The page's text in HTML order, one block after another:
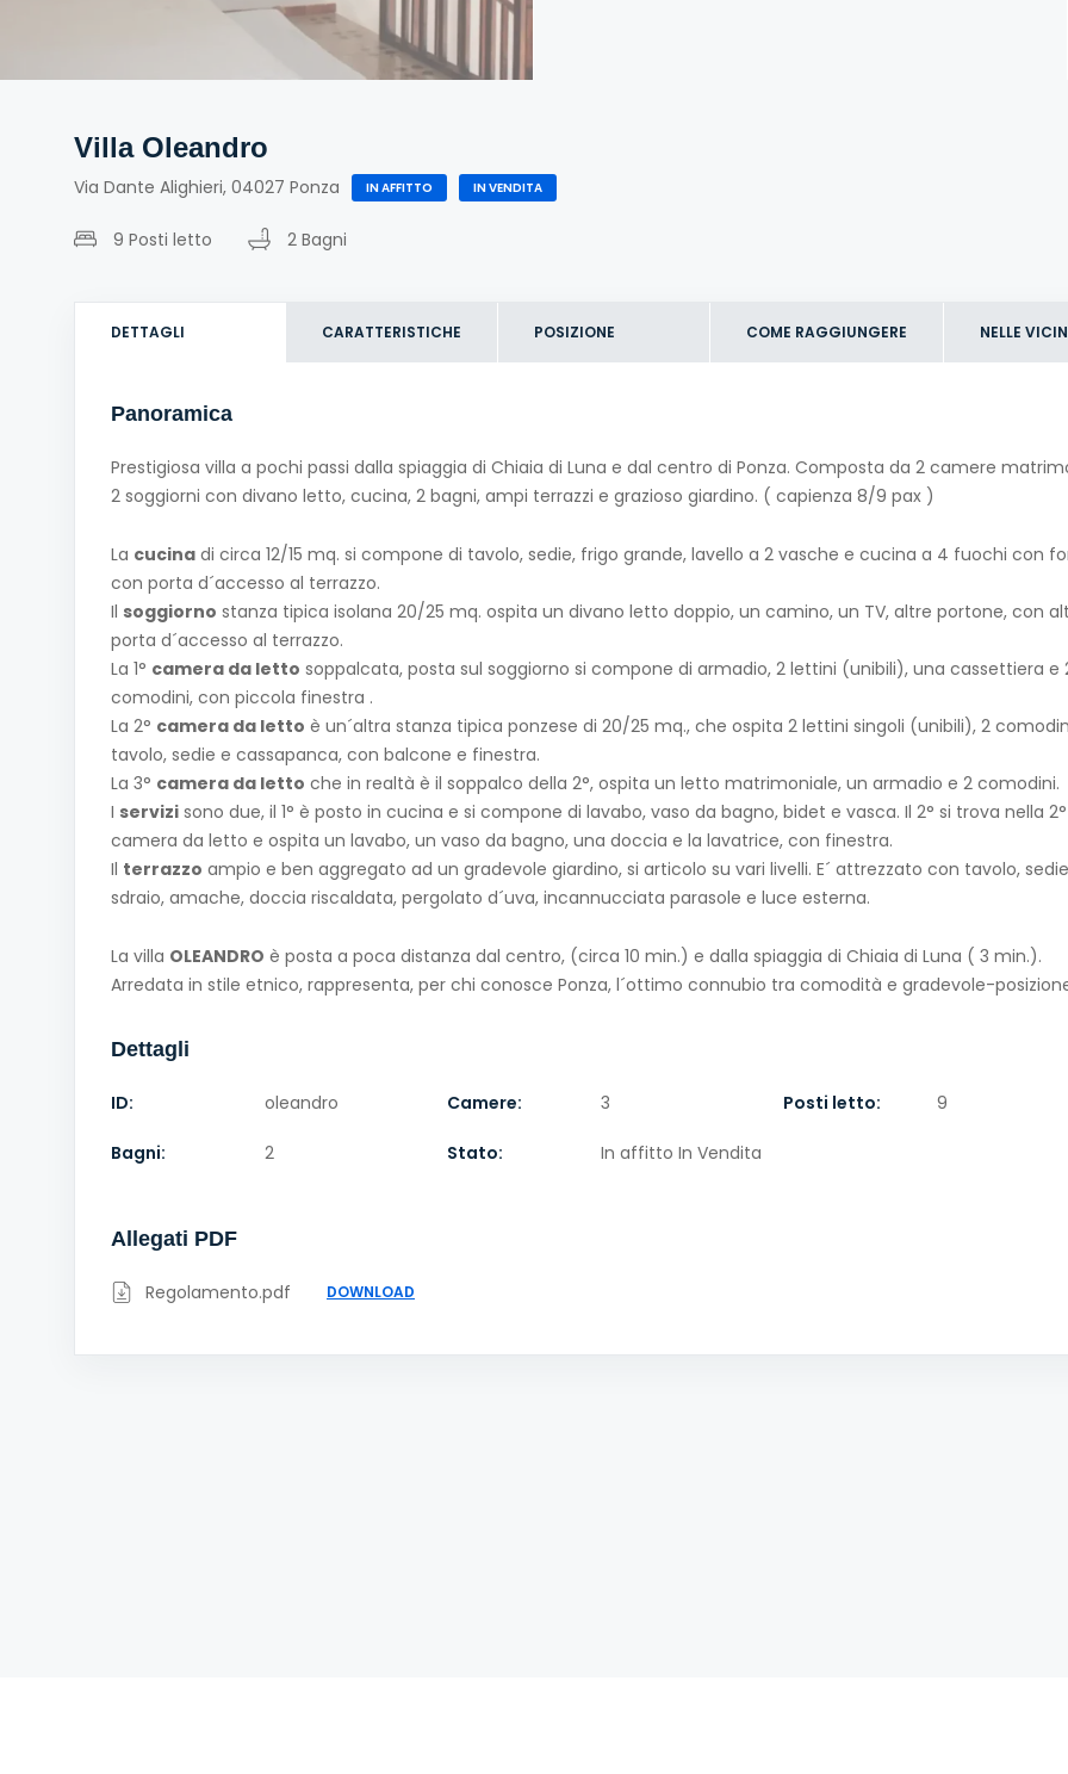
Villa Oleandro
Via Dante Alighieri, 04027 Ponza IN AFFITTO IN VENDITA
9 Posti letto 2 Bagni
DETTAGLI CARATTERISTICHE POSIZIONE COME RAGGIUNGERE NELLE
Panoramica
Prestigiosa villa a pochi passi dalla spiaggia di Chiaia di Luna e dal centro di Ponza. Composta da 2 camere
2 soggiorni con divano letto, cucina, 2 bagni, ampi terrazzi e grazioso giardino. ( capienza 8/9 pax )
La cucina di circa 12/15 mq. si compone di tavolo, sedie, frigo grande, lavello a 2 vasche e cucina a 4 fuochi con
con porta d´accesso al terrazzo.
Il soggiorno stanza tipica isolana 20/25 mq. ospita un divano letto doppio, un camino, un TV, altre portone, con
porta d´accesso al terrazzo.
La 1° camera da letto soppalcata, posta sul soggiorno si compone di armadio, 2 lettini (unibili), una cassettiera e
comodini, con piccola finestra .
La 2° camera da letto è un´altra stanza tipica ponzese di 20/25 mq., che ospita 2 lettini singoli (unibili), 2
tavolo, sedie e cassapanca, con balcone e finestra.
La 3° camera da letto che in realtà è il soppalco della 2°, ospita un letto matrimoniale, un armadio e 2 comodini.
I servizi sono due, il 1° è posto in cucina e si compone di lavabo, vaso da bagno, bidet e vasca. Il 2° si trova nella 2°
camera da letto e ospita un lavabo, un vaso da bagno, una doccia e la lavatrice, con finestra.
Il terrazzo ampio e ben aggregato ad un gradevole giardino, si articolo su vari livelli. E´ attrezzato con tavolo,
sdraio, amache, doccia riscaldata, pergolato d´uva, incannucciata parasole e luce esterna.
La villa OLEANDRO è posta a poca distanza dal centro, (circa 10 min.) e dalla spiaggia di Chiaia di Luna ( 3 min.).
Arredata in stile etnico, rappresenta, per chi conosce Ponza, l´ottimo connubio tra comodità e gradevole-
Dettagli
ID: oleandro Camere: 3 Posti letto: 9
Bagni: 2 Stato: In affitto In Vendita
Allegati PDF
Regolamento.pdf DOWNLOAD